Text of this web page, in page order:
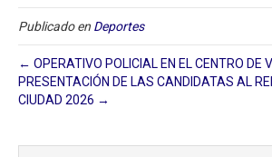
Publicado en Deportes
← OPERATIVO POLICIAL EN EL CENTRO DE
PRESENTACIÓN DE LAS CANDIDATAS AL
CIUDAD 2026 →